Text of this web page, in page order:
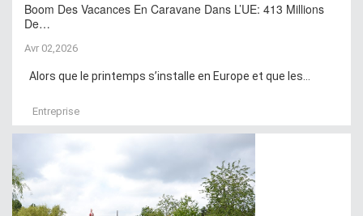
Boom Des Vacances En Caravane Dans L’UE: 413 Millions
De…
Avr 02,2026
Alors que le printemps s’installe en Europe et que les...
Entreprise